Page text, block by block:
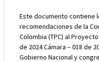
Este documento contiene
recomendaciones de la
Colombia (TPC) al
de 2024 Cámara – 018 de
Gobierno Nacional y